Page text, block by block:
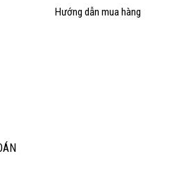
Hướng dẫn mua hàng